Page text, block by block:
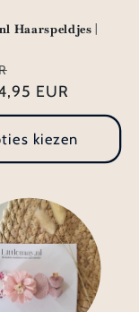
Haarspeldjes |
EUR
kiezen